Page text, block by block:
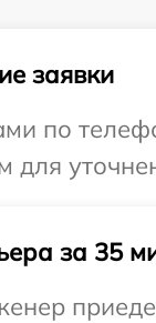
заявки
по
для
за 35